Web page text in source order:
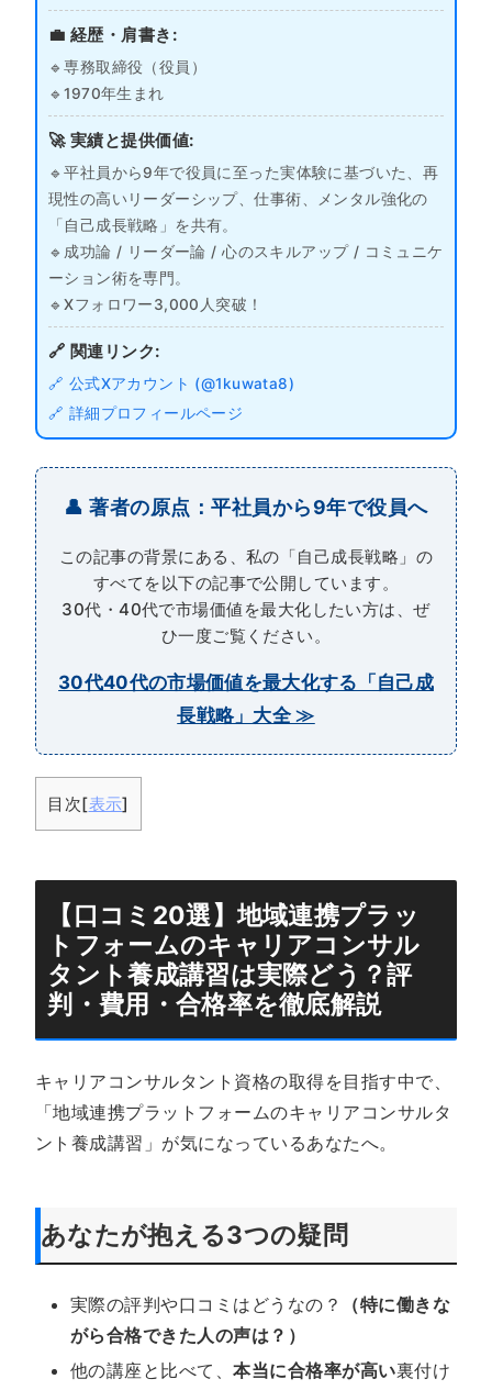
💼 経歴・肩書き:
🔹専務取締役（役員）
🔹1970年生まれ
🚀 実績と提供価値:
🔹平社員から9年で役員に至った実体験に基づいた、再
現性の高いリーダーシップ、仕事術、メンタル強化の
「自己成長戦略」を共有。
🔹成功論 / リーダー論 / 心のスキルアップ / コミュニケ
ーション術を専門。
🔹Xフォロワー3,000人突破！
🔗 関連リンク:
🔗 公式Xアカウント (@1kuwata8)
🔗 詳細プロフィールページ
👤 著者の原点：平社員から9年で役員へ
この記事の背景にある、私の「自己成長戦略」の
すべてを以下の記事で公開しています。
30代・40代で市場価値を最大化したい方は、ぜ
ひ一度ご覧ください。
30代40代の市場価値を最大化する「自己成
長戦略」大全 ≫
目次[表示]
【口コミ20選】地域連携プラッ
トフォームのキャリアコンサル
タント養成講習は実際どう？評
判・費用・合格率を徹底解説
キャリアコンサルタント資格の取得を目指す中で、
「地域連携プラットフォームのキャリアコンサルタ
ント養成講習」が気になっているあなたへ。
あなたが抱える3つの疑問
実際の評判や口コミはどうなの？
（特に働きな
がら合格できた人の声は？）
他の講座と比べて、本当に合格率が高い裏付け